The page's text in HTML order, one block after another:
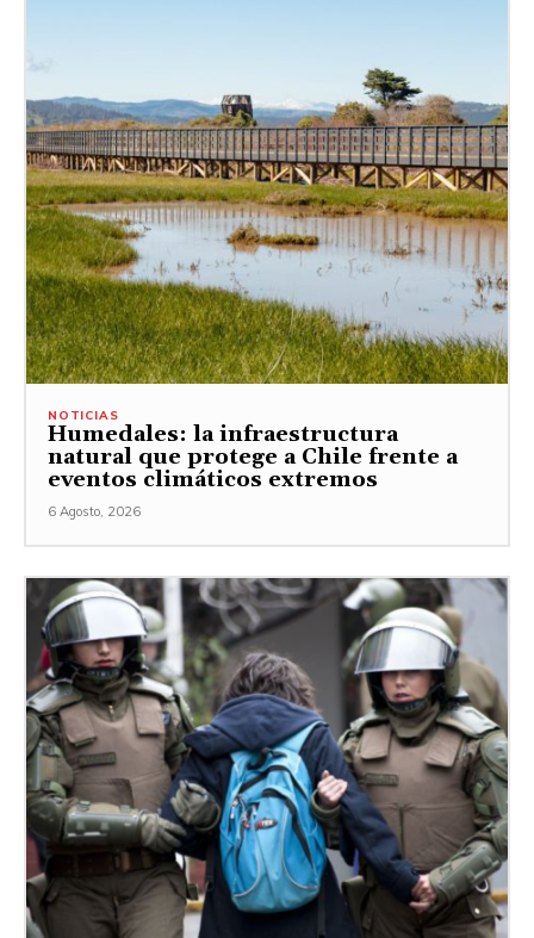
NOTICIAS
Humedales: la infraestructura
natural que protege a Chile frente a
eventos climáticos extremos
6 Agosto, 2026